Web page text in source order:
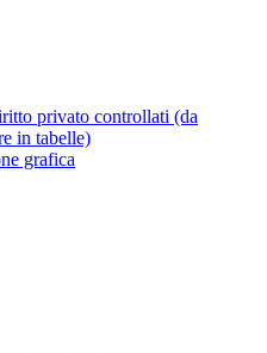
privato controllati (da
in tabelle)
grafica